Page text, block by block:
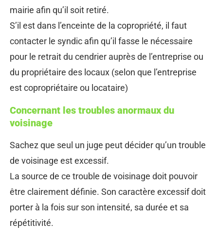
mairie afin qu’il soit retiré.
S’il est dans l’enceinte de la copropriété, il faut
contacter le syndic afin qu’il fasse le nécessaire
pour le retrait du cendrier auprès de l’entreprise ou
du propriétaire des locaux (selon que l’entreprise
est copropriétaire ou locataire)
Concernant les troubles anormaux du
voisinage
Sachez que seul un juge peut décider qu’un trouble
de voisinage est excessif.
La source de ce trouble de voisinage doit pouvoir
être clairement définie. Son caractère excessif doit
porter à la fois sur son intensité, sa durée et sa
répétitivité.